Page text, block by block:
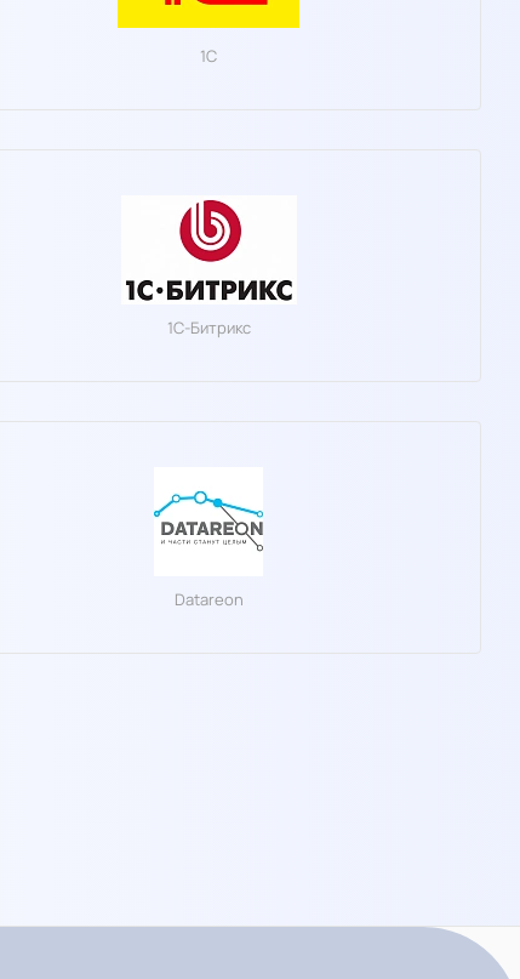
1С
1C-Битрикс
Datareon